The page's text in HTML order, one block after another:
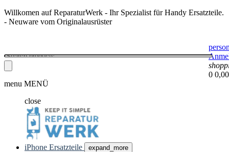
Willkomen auf ReparaturWerk - Ihr Spezialist für Handy Ersatzteile.
- Neuware vom Originalausrüster
0
menu MENÜ
close
iPhone Ersatzteile expand_more